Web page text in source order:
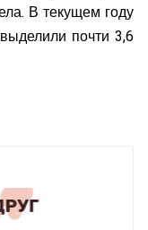
В текущем году
почти 3,6